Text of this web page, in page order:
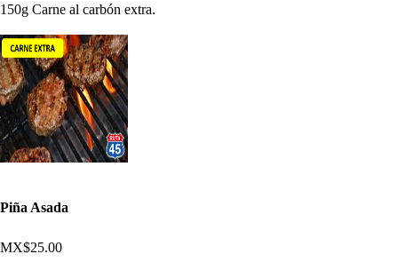
150g Carne al carbón extra.
Piña Asada
MX$25.00